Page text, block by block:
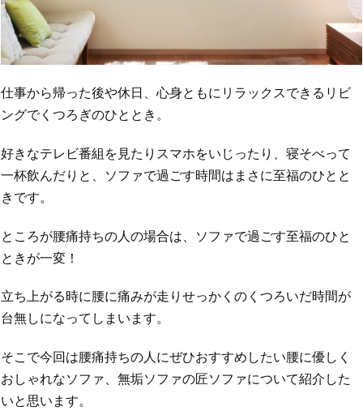
仕事から帰った後や休日、心身ともにリラックスできるリビ
ングでくつろぎのひととき。
好きなテレビ番組を見たりスマホをいじったり、寝そべって
一杯飲んだりと、ソファで過ごす時間はまさに至福のひとと
きです。
ところが腰痛持ちの人の場合は、ソファで過ごす至福のひと
ときが一変！
立ち上がる時に腰に痛みが走りせっかくのくつろいだ時間が
台無しになってしまいます。
そこで今回は腰痛持ちの人にぜひおすすめしたい腰に優しく
おしゃれなソファ、無垢ソファの匠ソファについて紹介した
いと思います。